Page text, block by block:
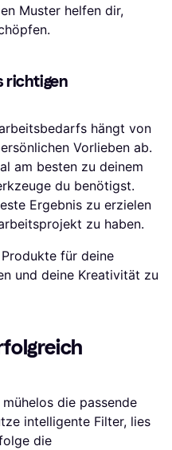
Muster helfen dir,
richtigen
hängt von
Vorlieben ab.
am besten zu deinem
du benötigst.
Ergebnis zu erzielen
zu haben.
für deine
und deine Kreativität zu
die passende
intelligente Filter, lies
die